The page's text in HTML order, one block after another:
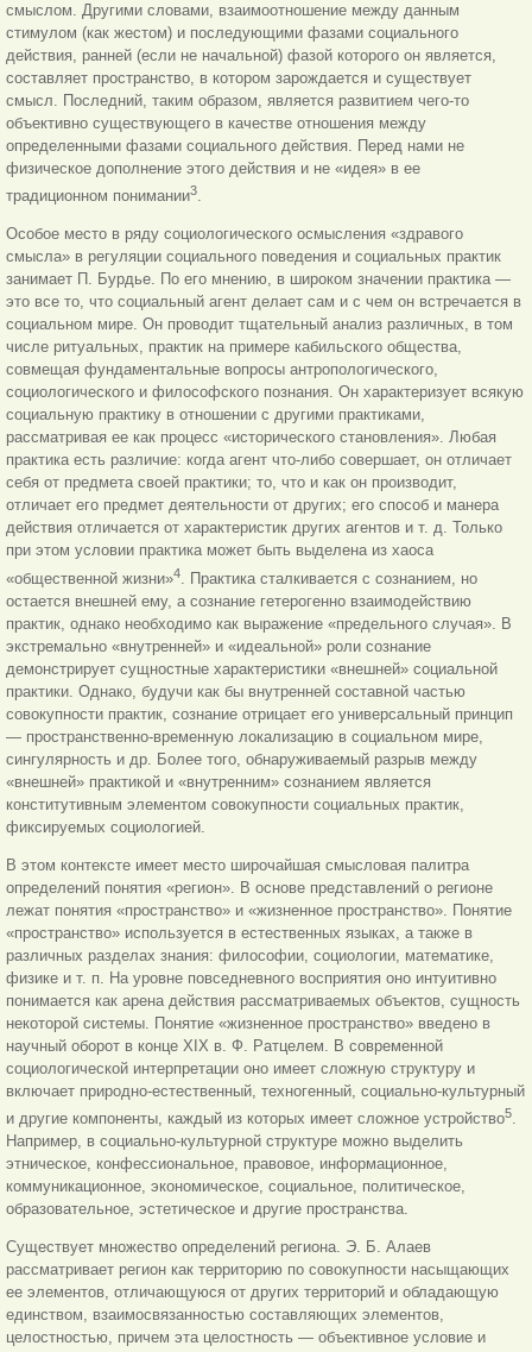
смыслом. Другими словами, взаимоотношение между данным
стимулом (как жестом) и последующими фазами социального
действия, ранней (если не начальной) фазой которого он является,
составляет пространство, в котором зарождается и существует
смысл. Последний, таким образом, является развитием чего-то
объективно существующего в качестве отношения между
определенными фазами социального действия. Перед нами не
физическое дополнение этого действия и не «идея» в ее
традиционном понимании3.
Особое место в ряду социологического осмысления «здравого
смысла» в регуляции социального поведения и социальных практик
занимает П. Бурдье. По его мнению, в широком значении практика —
это все то, что социальный агент делает сам и с чем он встречается в
социальном мире. Он проводит тщательный анализ различных, в том
числе ритуальных, практик на примере кабильского общества,
совмещая фундаментальные вопросы антропологического,
социологического и философского познания. Он характеризует всякую
социальную практику в отношении с другими практиками,
рассматривая ее как процесс «исторического становления». Любая
практика есть различие: когда агент что-либо совершает, он отличает
себя от предмета своей практики; то, что и как он производит,
отличает его предмет деятельности от других; его способ и манера
действия отличается от характеристик других агентов и т. д. Только
при этом условии практика может быть выделена из хаоса
«общественной жизни»4
. Практика сталкивается с сознанием, но
остается внешней ему, а сознание гетерогенно взаимодействию
практик, однако необходимо как выражение «предельного случая». В
экстремально «внутренней» и «идеальной» роли сознание
демонстрирует сущностные характеристики «внешней» социальной
практики. Однако, будучи как бы внутренней составной частью
совокупности практик, сознание отрицает его универсальный принцип
— пространственно-временную локализацию в социальном мире,
сингулярность и др. Более того, обнаруживаемый разрыв между
«внешней» практикой и «внутренним» сознанием является
конститутивным элементом совокупности социальных практик,
фиксируемых социологией.
В этом контексте имеет место широчайшая смысловая палитра
определений понятия «регион». В основе представлений о регионе
лежат понятия «пространство» и «жизненное пространство». Понятие
«пространство» используется в естественных языках, а также в
различных разделах знания: философии, социологии, математике,
физике и т. п. На уровне повседневного восприятия оно интуитивно
понимается как арена действия рассматриваемых объектов, сущность
некоторой системы. Понятие «жизненное пространство» введено в
научный оборот в конце XIX в. Ф. Ратцелем. В современной
социологической интерпретации оно имеет сложную структуру и
включает природно-естественный, техногенный, социально-культурный
и другие компоненты, каждый из которых имеет сложное устройство5.
Например, в социально-культурной структуре можно выделить
этническое, конфессиональное, правовое, информационное,
коммуникационное, экономическое, социальное, политическое,
образовательное, эстетическое и другие пространства.
Существует множество определений региона. Э. Б. Алаев
рассматривает регион как территорию по совокупности насыщающих
ее элементов, отличающуюся от других территорий и обладающую
единством, взаимосвязанностью составляющих элементов,
целостностью, причем эта целостность — объективное условие и